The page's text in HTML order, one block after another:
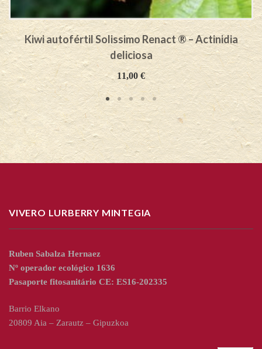
Kiwi autofértil Solissimo Renact ® – Actinidia
deliciosa
11,00 €
VIVERO LURBERRY MINTEGIA
Ruben Sabalza Hernaez
Nº operador ecológico 1636
Pasaporte fitosanitário CE: ES16-202335
Barrio Elkano
20809 Aia – Zarautz – Gipuzkoa